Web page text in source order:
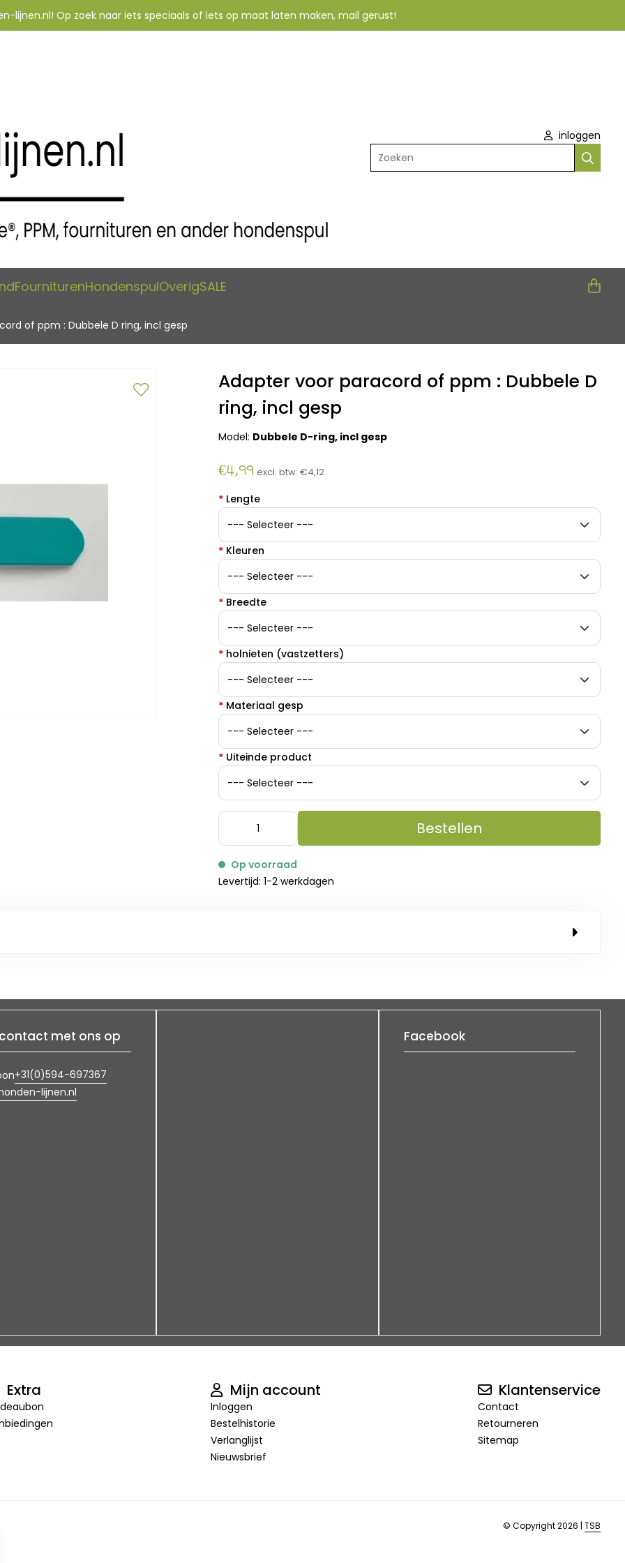
lijnen.nl! Op zoek naar iets speciaals of iets op maat laten maken, mail gerust!
inloggen
Zoeken
FourniturenHondenspulOverigSALE
of ppm : Dubbele D ring, incl gesp
Adapter voor paracord of ppm : Dubbele D
ring, incl gesp
Model: Dubbele D-ring, incl gesp
€4,99 excl. btw:€4,12
* Lengte
* Kleuren
* Breedte
* holnieten (vastzetters)
* Materiaal gesp
* Uiteinde product
Bestellen
Op voorraad
Levertijd: 1-2 werkdagen
met ons op
+31(0)594-697367
lijnen.nl
Facebook
Extra Mijn account
Inloggen
Bestelhistorie
Verlanglijst
Nieuwsbrief
Klantenservice
Contact
Retourneren
Sitemap
© Copyright 2026 | TSB